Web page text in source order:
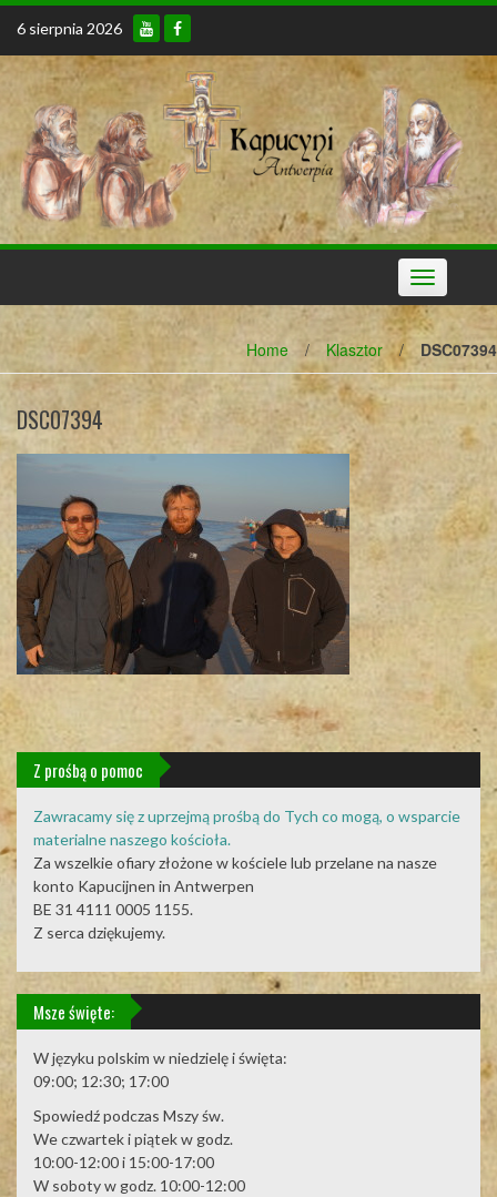
Skip
content
6 sierpnia 2026
Toggle
navigation
Home / Klasztor / DSC07394
DSC07394
Z prośbą o pomoc
Zawracamy się z uprzejmą prośbą do Tych co mogą, o wsparcie
materialne naszego kościoła.
Za wszelkie ofiary złożone w kościele lub przelane na nasze
konto Kapucijnen in Antwerpen
BE 31 4111 0005 1155.
Z serca dziękujemy.
Msze święte:
W języku polskim w niedzielę i święta:
09:00; 12:30; 17:00
Spowiedź podczas Mszy św.
We czwartek i piątek w godz.
10:00-12:00 i 15:00-17:00
W soboty w godz. 10:00-12:00